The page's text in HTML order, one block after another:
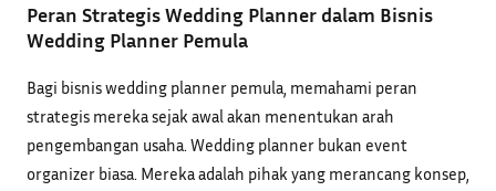
Peran Strategis Wedding Planner dalam Bisnis
Wedding Planner Pemula
Bagi bisnis wedding planner pemula, memahami peran
strategis mereka sejak awal akan menentukan arah
pengembangan usaha. Wedding planner bukan event
organizer biasa. Mereka adalah pihak yang merancang konsep,